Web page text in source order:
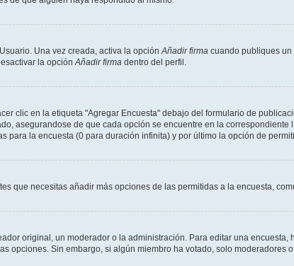
Una vez creada, activa la opciónAñadir firma cuando publiques un
la opciónAñadir firma dentro del perfil.
clic en la etiqueta "Agregar Encuesta" debajo del formulario de
asegurandose de que cada opción se encuentre en la
la encuesta (0 para duración infinita) y por último la opción de
que necesitas añadir más opciones de las permitidas a la encuesta,
original, un moderador o la administración. Para editar una
opciones. Sin embargo, si algún miembro ha votado, solo